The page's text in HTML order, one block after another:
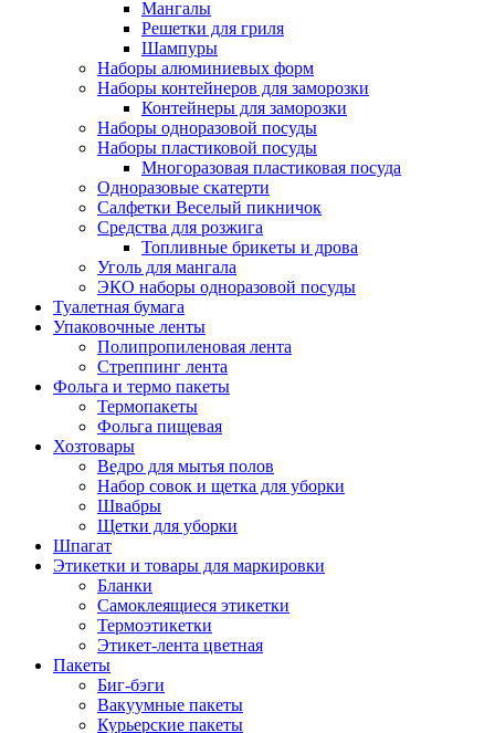
Мангалы
Решетки для гриля
Шампуры
Наборы алюминиевых форм
Наборы контейнеров для заморозки
Контейнеры для заморозки
Наборы одноразовой посуды
Наборы пластиковой посуды
Многоразовая пластиковая посуда
Одноразовые скатерти
Салфетки Веселый пикничок
Средства для розжига
Топливные брикеты и дрова
Уголь для мангала
ЭКО наборы одноразовой посуды
Туалетная бумага
Упаковочные ленты
Полипропиленовая лента
Стреппинг лента
Фольга и термо пакеты
Термопакеты
Фольга пищевая
Хозтовары
Ведро для мытья полов
Набор совок и щетка для уборки
Швабры
Щетки для уборки
Шпагат
Этикетки и товары для маркировки
Бланки
Самоклеящиеся этикетки
Термоэтикетки
Этикет-лента цветная
Пакеты
Биг-бэги
Вакуумные пакеты
Курьерские пакеты